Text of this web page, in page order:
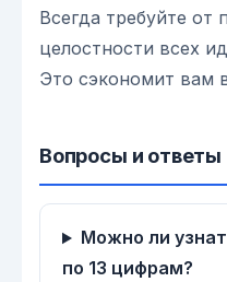
Всегда требуйте
целостности всех
Это сэкономит вам
Вопросы и ответы
Можно ли
по 13 цифрам?